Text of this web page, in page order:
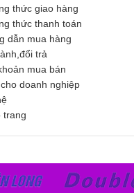
thức giao hàng
thức thanh toán
dẫn mua hàng
trả
mua bán
doanh nghiệp
trang